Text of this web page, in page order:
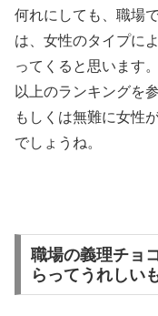
何れにしても、職場
は、女性のタイプに
ってくると思います。
以上のランキングを
もしくは無難に女性
でしょうね。
職場の義理チョ
らってうれしい